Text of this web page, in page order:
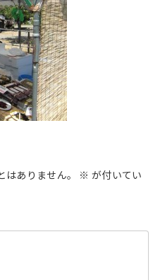
ありません。 ※ が付いてい